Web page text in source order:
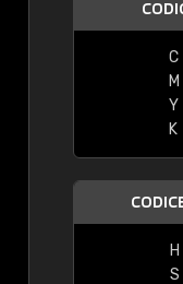
C
M
Y
K
H
S